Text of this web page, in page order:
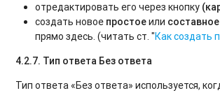
отредактировать его через кнопку
создать новое простоеили составное
прямо здесь. (читать ст. "Как создать
4.2.7. Тип ответа Без ответа
Тип ответа «Без ответа» используется,